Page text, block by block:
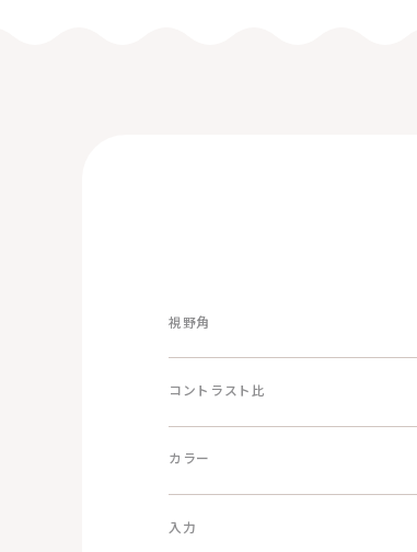
視野角
コントラスト比
カラー
入力